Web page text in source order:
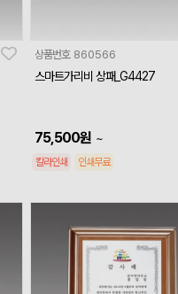
상품번호 860566
스마트가리비 상패_G4427
75,500원 ~
칼라인쇄 인쇄무료